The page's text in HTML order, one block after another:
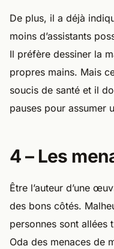
De plus, il a déjà
moins d’assistants
Il préfère dessiner la
propres mains. Mais
soucis de santé et il
pauses pour assumer
4 – Les
Être l’auteur d’une
des bons côtés.
personnes sont allées
Oda des menaces de